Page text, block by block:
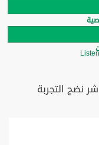
Listen
نضج التجربة